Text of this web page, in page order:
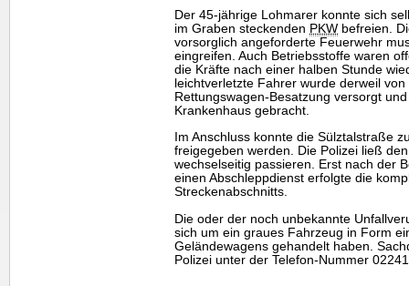
Der 45-jährige Lohmarer konnte sich
im Graben steckenden PKW befreien.
vorsorglich angeforderte Feuerwehr
eingreifen. Auch Betriebsstoffe waren
die Kräfte nach einer halben Stunde
leichtverletzte Fahrer wurde derweil
Rettungswagen-Besatzung versorgt
Krankenhaus gebracht.
Im Anschluss konnte die Sülztalstraße
freigegeben werden. Die Polizei ließ
wechselseitig passieren. Erst nach der
einen Abschleppdienst erfolgte die
Streckenabschnitts.
Die oder der noch unbekannte
sich um ein graues Fahrzeug in Form
Geländewagens gehandelt haben.
Polizei unter der Telefon-Nummer